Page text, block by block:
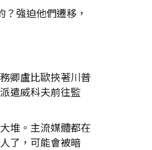
強迫他們遷移，
卿盧比歐挾著川普
遣威科夫前往監
堆。主流媒體都在
了，可能會被暗